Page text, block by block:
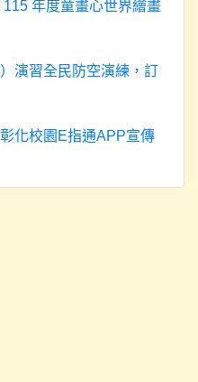
年度童畫心世界繪畫
演習全民防空演練，訂
化校園E指通APP宣傳